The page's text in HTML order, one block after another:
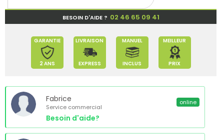
BESOIN D'AIDE ? 02 46 65 09 41
GARANTIE
2 ANS
LIVRAISON
EXPRESS
MANUEL
INCLUS
MEILLEUR
PRIX
Fabrice
Service commercial
Besoin d'aide?
online